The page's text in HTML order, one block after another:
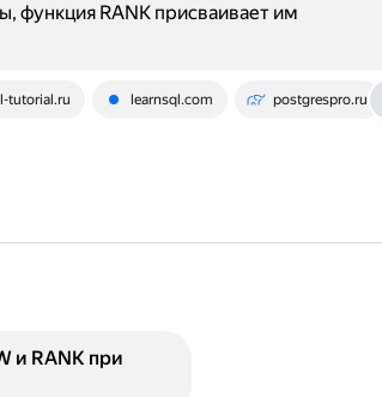
tutorial.ru learnsql.com postgrespro.ru
функция RANK присваивает им
и RANK при